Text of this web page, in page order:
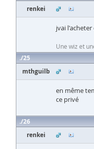
renkei
jvai
Une wiz et
25
mthguilb
en même
ce privé
26
renkei